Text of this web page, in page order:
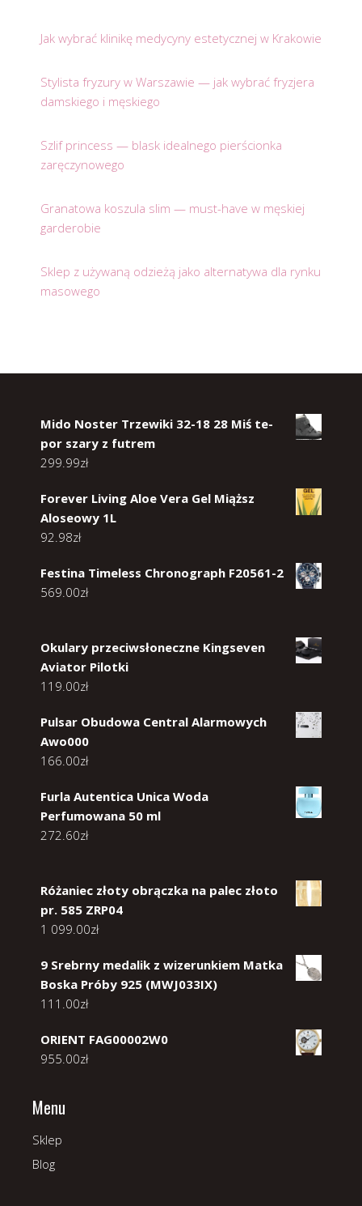
Jak wybrać klinikę medycyny estetycznej w Krakowie
Stylista fryzury w Warszawie — jak wybrać fryzjera
damskiego i męskiego
Szlif princess — blask idealnego pierścionka
zaręczynowego
Granatowa koszula slim — must-have w męskiej
garderobie
Sklep z używaną odzieżą jako alternatywa dla rynku
masowego
Mido Noster Trzewiki 32-18 28 Miś te-
por szary z futrem
299.99zł
Forever Living Aloe Vera Gel Miąższ
Aloseowy 1L
92.98zł
Festina Timeless Chronograph F20561-2
569.00zł
Okulary przeciwsłoneczne Kingseven
Aviator Pilotki
119.00zł
Pulsar Obudowa Central Alarmowych
Awo000
166.00zł
Furla Autentica Unica Woda
Perfumowana 50 ml
272.60zł
Różaniec złoty obrączka na palec złoto
pr. 585 ZRP04
1 099.00zł
9 Srebrny medalik z wizerunkiem Matka
Boska Próby 925 (MWJ033IX)
111.00zł
ORIENT FAG00002W0
955.00zł
Menu
Sklep
Blog